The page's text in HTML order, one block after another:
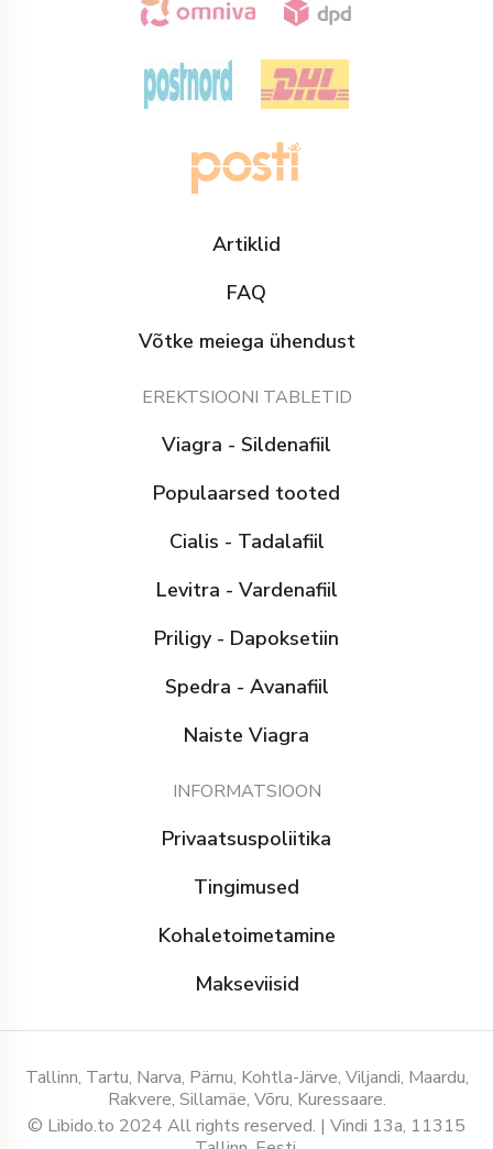
Artiklid
FAQ
Võtke meiega ühendust
EREKTSIOONI TABLETID
Viagra - Sildenafiil
Populaarsed tooted
Cialis - Tadalafiil
Levitra - Vardenafiil
Priligy - Dapoksetiin
Spedra - Avanafiil
Naiste Viagra
INFORMATSIOON
Privaatsuspoliitika
Tingimused
Kohaletoimetamine
Makseviisid
Tallinn, Tartu, Narva, Pärnu, Kohtla-Järve, Viljandi, Maardu,
Rakvere, Sillamäe, Võru, Kuressaare.
© Libido.to 2024 All rights reserved. | Vindi 13a, 11315